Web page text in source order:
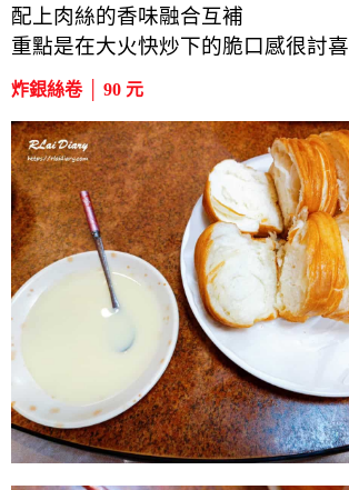
配上肉絲的香味融合互補
重點是在大火快炒下的脆口感很討喜
炸銀絲卷 │ 90 元